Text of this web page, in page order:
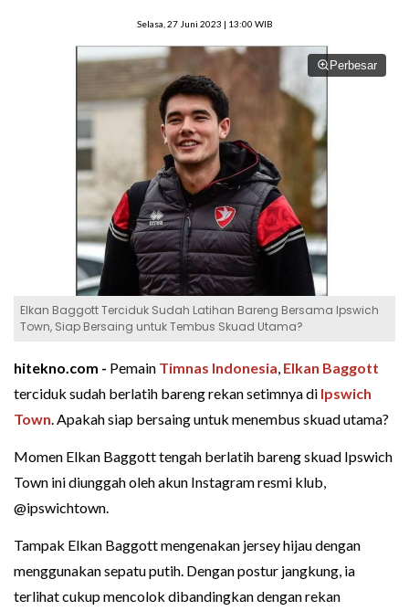
Selasa, 27 Juni 2023 | 13:00 WIB
Perbesar
Elkan Baggott Terciduk Sudah Latihan Bareng Bersama Ipswich
Town, Siap Bersaing untuk Tembus Skuad Utama?
hitekno.com - Pemain Timnas Indonesia, Elkan Baggott
terciduk sudah berlatih bareng rekan setimnya di Ipswich
Town. Apakah siap bersaing untuk menembus skuad utama?
Momen Elkan Baggott tengah berlatih bareng skuad Ipswich
Town ini diunggah oleh akun Instagram resmi klub,
@ipswichtown.
Tampak Elkan Baggott mengenakan jersey hijau dengan
menggunakan sepatu putih. Dengan postur jangkung, ia
terlihat cukup mencolok dibandingkan dengan rekan